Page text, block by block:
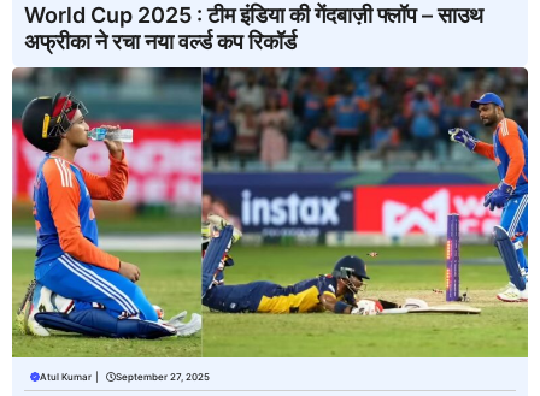
World Cup 2025 : टीम इंडिया की गेंदबाज़ी फ्लॉप – साउथ
अफ्रीका ने रचा नया वर्ल्ड कप रिकॉर्ड
Atul Kumar September 27, 2025